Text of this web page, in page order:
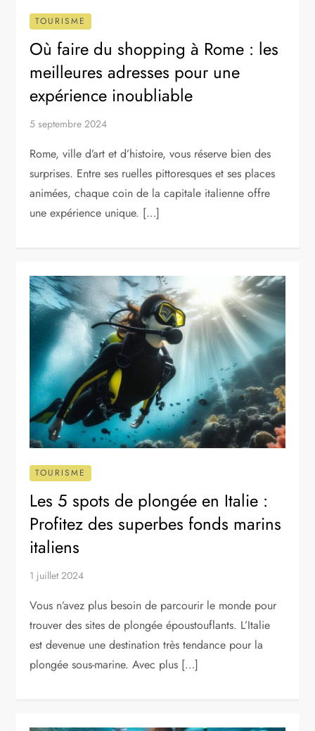
TOURISME
Où faire du shopping à Rome : les
meilleures adresses pour une
expérience inoubliable
5 septembre 2024
Rome, ville d’art et d’histoire, vous réserve bien des
surprises. Entre ses ruelles pittoresques et ses places
animées, chaque coin de la capitale italienne offre
une expérience unique. […]
TOURISME
Les 5 spots de plongée en Italie :
Profitez des superbes fonds marins
italiens
1 juillet 2024
Vous n’avez plus besoin de parcourir le monde pour
trouver des sites de plongée époustouflants. L’Italie
est devenue une destination très tendance pour la
plongée sous-marine. Avec plus […]